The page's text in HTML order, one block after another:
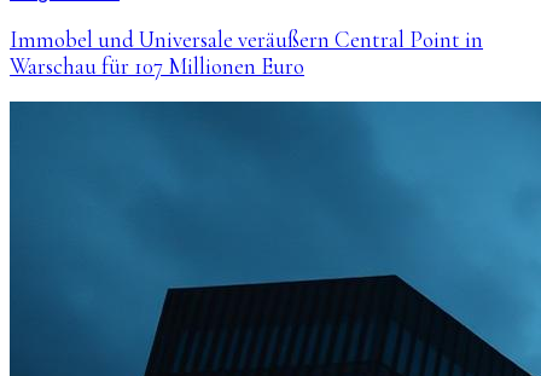
Immobel und Universale veräußern Central Point in
Warschau für 107 Millionen Euro